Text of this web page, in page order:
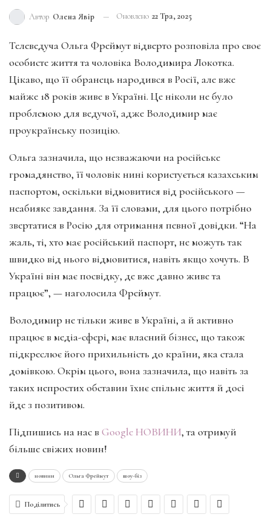
Автор Олена Явір Оновлено 22 Тра, 2025
Телеведуча Ольга Фреймут відверто розповіла про своє
особисте життя та чоловіка Володимира Локотка.
Цікаво, що її обранець народився в Росії, але вже
майже 18 років живе в Україні. Це ніколи не було
проблемою для ведучої, адже Володимир має
проукраїнську позицію.
Ольга зазначила, що незважаючи на російське
громадянство, її чоловік нині користується казахським
паспортом, оскільки відмовитися від російського —
неабияке завдання. За її словами, для цього потрібно
звертатися в Росію для отримання певної довідки. “На
жаль, ті, хто має російський паспорт, не можуть так
швидко від нього відмовитися, навіть якщо хочуть. В
Україні він має посвідку, де вже давно живе та
працює”, — наголосила Фреймут.
Володимир не тільки живе в Україні, а й активно
працює в медіа-сфері, має власний бізнес, що також
підкреслює його прихильність до країни, яка стала
домівкою. Окрім цього, вона зазначила, що навіть за
таких непростих обставин їхнє спільне життя й досі
йде з позитивом.
Підпишись на нас в Google НОВИНИ, та отримуй
більше свіжих новин!
новини Ольга Фреймут шоу-біз
Поділитись